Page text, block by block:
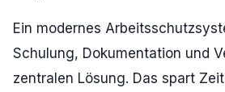
Ein modernes
Schulung, Dokumentation und
zentralen Lösung. Das spart